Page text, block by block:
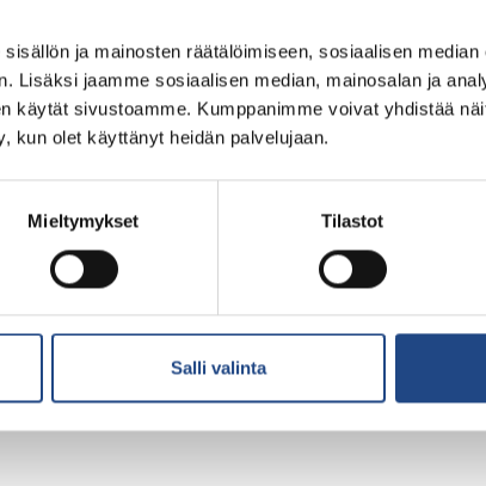
ja mainosten räätälöimiseen, sosiaalisen
Lisäksi jaamme sosiaalisen median, mainosalan ja
käytät sivustoamme. Kumppanimme voivat yhdistää
kun olet käyttänyt heidän palvelujaan.
Mieltymykset Tilastot
Salli valinta